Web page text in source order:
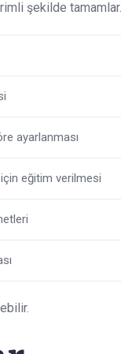
şekilde tamamlar.
ayarlanması
eğitim verilmesi